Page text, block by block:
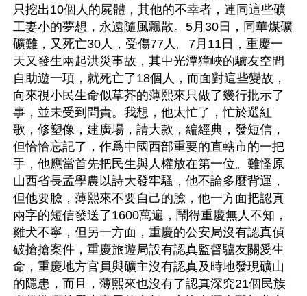
只挖出10個人的屍體，其他的不幸者，連同這些礦
工妻小的夢想，永遠隨風飄散。5月30日，同華煤礦
礦難，又死亡30人，受傷77人。7月11日，重慶一
天又發生兩起洪災事故，其中光潭獐峽的驢友空間
自助遊一項，就死亡了18個人，而面對這些變故，
向來視小民生命似草芥的薄熙來只做了幾行批示了
事，並未受到問責。我想，他太忙了，忙於選紅
歌，修塑像，建廣場，請大款，編經典，發短信，
但恰恰忘記了，作爲中國西部重要的直轄市的一把
手，他應當首先把民生與人權放在第一位。難怪原
山西省長孟學農以詩大發牢騷，他不論多麼背運，
但他要臉，薄熙來不要自己的臉，他一方面把認真
兩字的短信發送了1600萬遍，鬧得重慶無人不知，
雞犬不寧，但另一方面，重慶的公安局沒有認真偵
破搶搶案件，重慶旅遊局設有認真監督驢友關愛生
命，重慶地方官員與礦主沒有認真及時地發現礦山
的隱患，而且，薄熙來也沒有了認真深究21個民族